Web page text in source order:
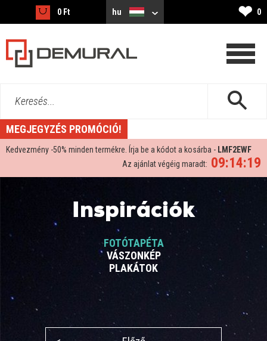
0 Ft hu ❤ 0
Keresés...
MEGJEGYZÉS PROMÓCIÓ!
Kedvezmény -50% minden termékre. Írja be a kódot a kosárba - LMF2EWF
09:14:18
Az ajánlat végéig maradt:
Inspirációk
FOTÓTAPÉTA
VÁSZONKÉP
PLAKÁTOK